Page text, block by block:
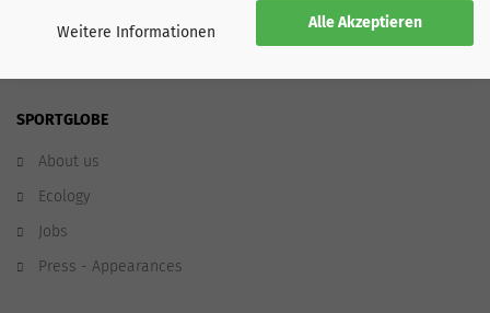
Alle Akzeptieren
Weitere Informationen
SPORTGLOBE
About us
Ecology
Jobs
Press - Appearances